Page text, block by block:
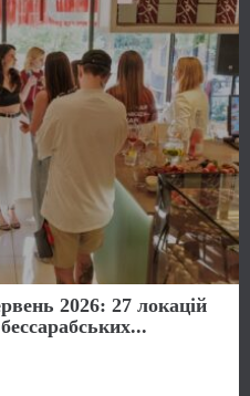
2026: 27 локацій